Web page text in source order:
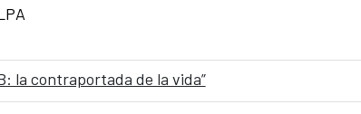
la contraportada de la vida”